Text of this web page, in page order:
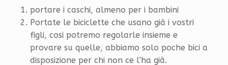
portare i caschi, almeno per i bambini
Portate le biciclette che usano già i vostri
figli, cosi potremo regolarle insieme e
provare su quelle, abbiamo solo poche bici a
disposizione per chi non ce l’ha già.